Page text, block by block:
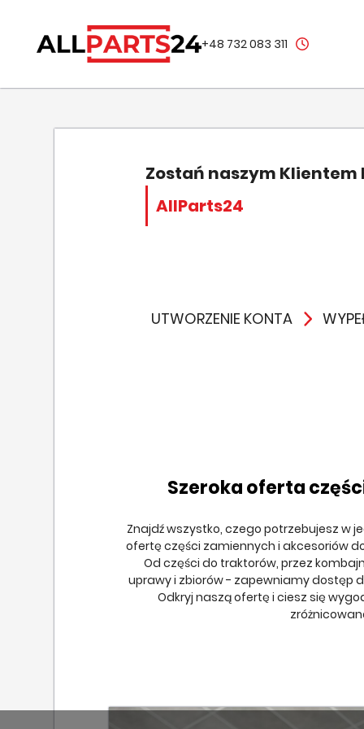
+48 732 083 311
Zostań naszym
AllParts24
UTWORZENIE KONTA
Szeroka oferta
Znajdź wszystko, czego potrzebujesz w
ofertę części zamiennych i akcesoriów
Od części do traktorów, przez
uprawy i zbiorów - zapewniamy dostęp
Odkryj naszą ofertę i ciesz się